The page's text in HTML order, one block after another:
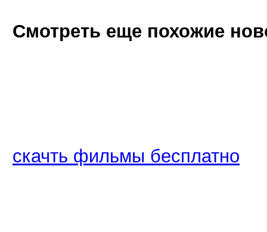
Смотреть еще похожие
скачть фильмы бесплатно